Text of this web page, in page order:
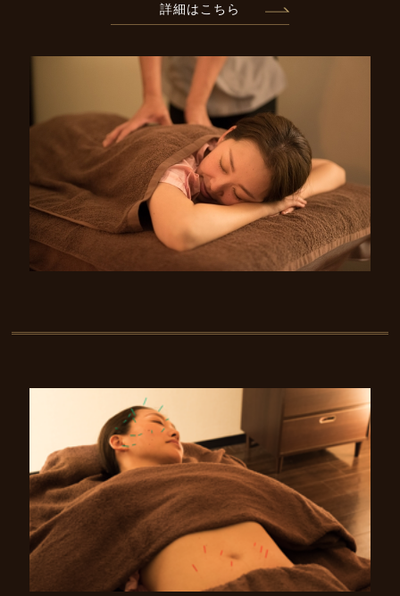
詳細はこちら